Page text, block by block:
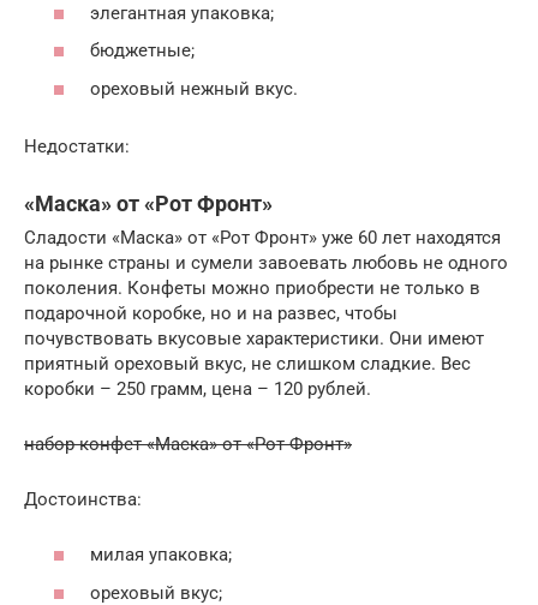
элегантная упаковка;
бюджетные;
ореховый нежный вкус.
Недостатки:
«Маска» от «Рот Фронт»
Сладости «Маска» от «Рот Фронт» уже 60 лет находятся
на рынке страны и сумели завоевать любовь не одного
поколения. Конфеты можно приобрести не только в
подарочной коробке, но и на развес, чтобы
почувствовать вкусовые характеристики. Они имеют
приятный ореховый вкус, не слишком сладкие. Вес
коробки – 250 грамм, цена – 120 рублей.
набор конфет «Маска» от «Рот Фронт»
Достоинства:
милая упаковка;
ореховый вкус;